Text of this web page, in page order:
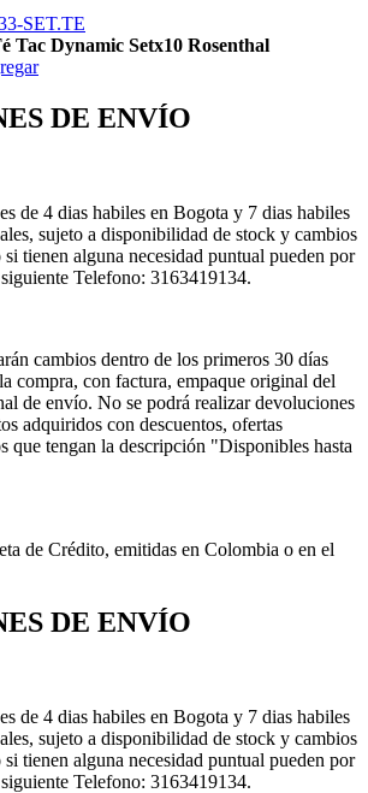
Tac Dynamic Setx10 Rosenthal
DE ENVÍO
de 4 dias habiles en Bogota y 7 dias habiles
sujeto a disponibilidad de stock y cambios
tienen alguna necesidad puntual pueden por
Telefono: 3163419134.
cambios dentro de los primeros 30 días
compra, con factura, empaque original del
de envío. No se podrá realizar devoluciones
adquiridos con descuentos, ofertas
que tengan la descripción "Disponibles hasta
de Crédito, emitidas en Colombia o en el
DE ENVÍO
de 4 dias habiles en Bogota y 7 dias habiles
sujeto a disponibilidad de stock y cambios
tienen alguna necesidad puntual pueden por
Telefono: 3163419134.